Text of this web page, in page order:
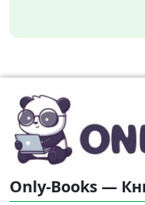
Only-Books —